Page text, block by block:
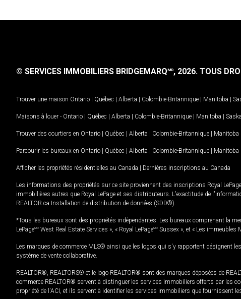
© SERVICES IMMOBILIERS BRIDGEMARQMD, 2026. TOUS
Trouver une maison Ontario | Québec | Alberta | Colombie-Britannique | Manitoba |
Maisons à louer - Ontario | Québec | Alberta | Colombie-Britannique | Manitoba |
Trouver des courtiers en Ontario | Québec | Alberta | Colombie-Britannique | Manitoba
Parcourir les bureaux en Ontario | Québec | Alberta | Colombie-Britannique | Manitoba
Afficher les propriétés résidentielles au Canada | Dernières inscriptions au Canada
Les informations des propriétés sur ce site proviennent des inscriptions Royal LePage
immobilières autres que Royal LePage et ses distributeurs. L'exactitude de
REALTOR.ca Installation de distribution de données (SDD®).
*Tous les bureaux sont des propriétés indépendantes. Les bureaux comprenant la
LePageMD West Real Estate Services », « Royal LePageMD Sussex », et « Les immeubles
Les marques de commerce MLS® ainsi que les logos qui s'y rapportent désignent
système de vente collaborative.
REALTOR®, REALTORS® et le logo REALTOR® sont des marques déposées de
commerce REALTOR® servent à distinguer les services immobiliers offerts par les
propriété de l'ACI, et ils servent à identifier les services immobiliers que fournissent